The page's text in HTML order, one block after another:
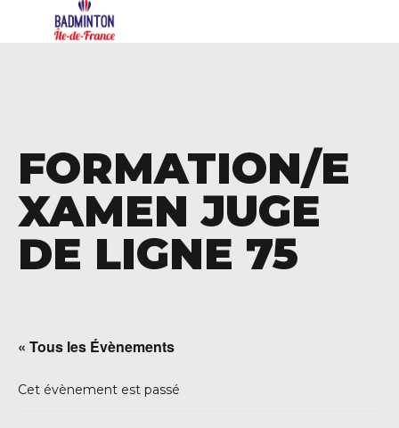
FORMATION/E
XAMEN JUGE
DE LIGNE 75
« Tous les Évènements
Cet évènement est passé